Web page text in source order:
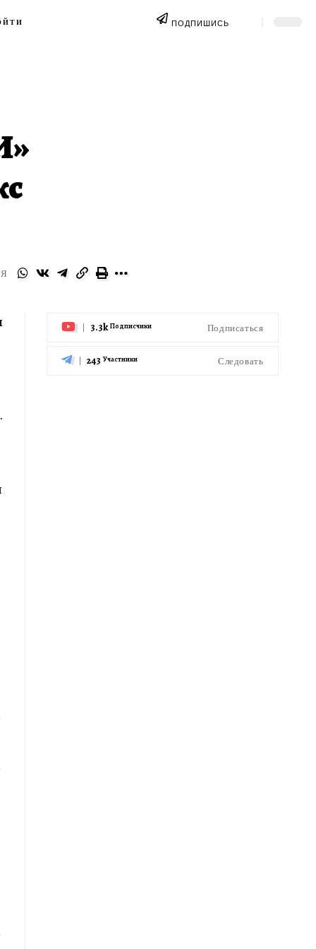
ПОДПИШИСЬ
3.3k Подписчики Подписаться
243 Участники Следовать